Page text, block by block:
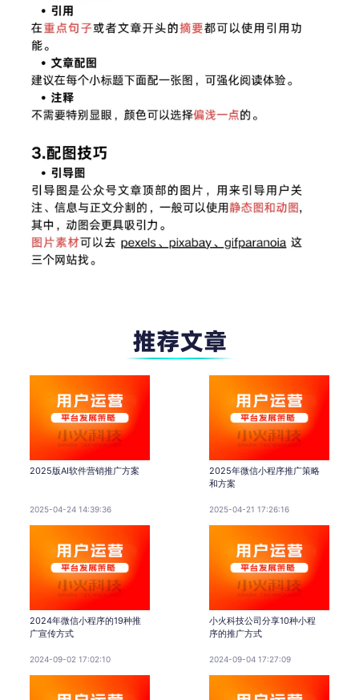
2025版AI软件营销推广方案
2025-04-24 14:39:36
2025年微信小程序推广策略
和方案
2025-04-21 17:26:16
2024年微信小程序的19种推
广宣传方式
2024-09-02 17:02:10
小火科技公司分享10种小程
序的推广方式
2024-09-04 17:27:09